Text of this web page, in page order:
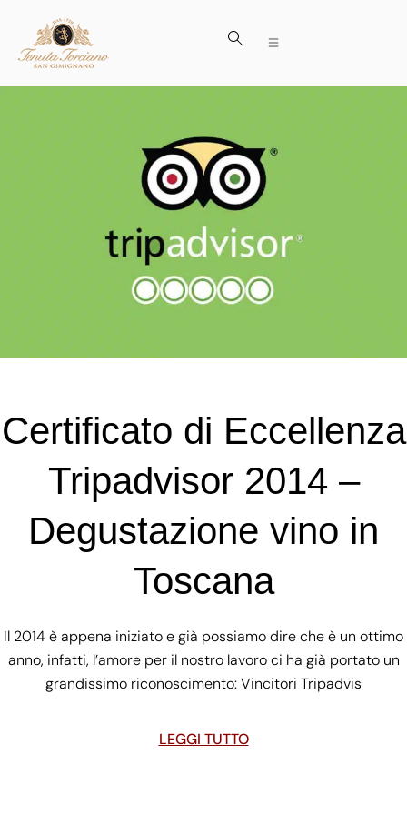
Certificato di Eccellenza
Tripadvisor 2014 –
Degustazione vino in
Toscana
Il 2014 è appena iniziato e già possiamo dire che è un ottimo
anno, infatti, l’amore per il nostro lavoro ci ha già portato un
grandissimo riconoscimento: Vincitori Tripadvis
LEGGI TUTTO